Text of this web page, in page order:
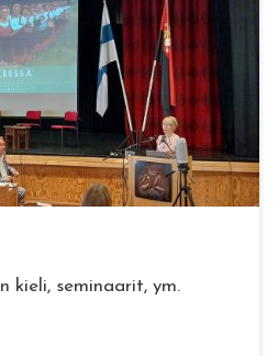
kieli, seminaarit, ym.